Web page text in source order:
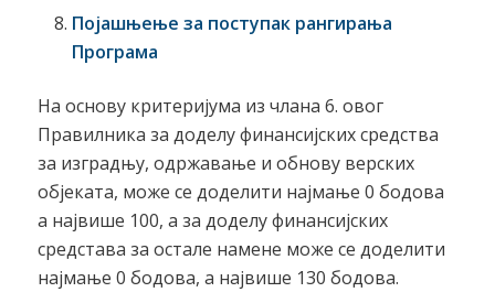
Појашњење за поступак рангирања
Програма
На основу критеријума из члана 6. овог
Правилника за доделу финансијских средства
за изградњу, одржавање и обнову верских
објеката, може се доделити најмање 0 бодова
а највише 100, а за доделу финансијских
средстава за остале намене може се доделити
најмање 0 бодова, а највише 130 бодова.